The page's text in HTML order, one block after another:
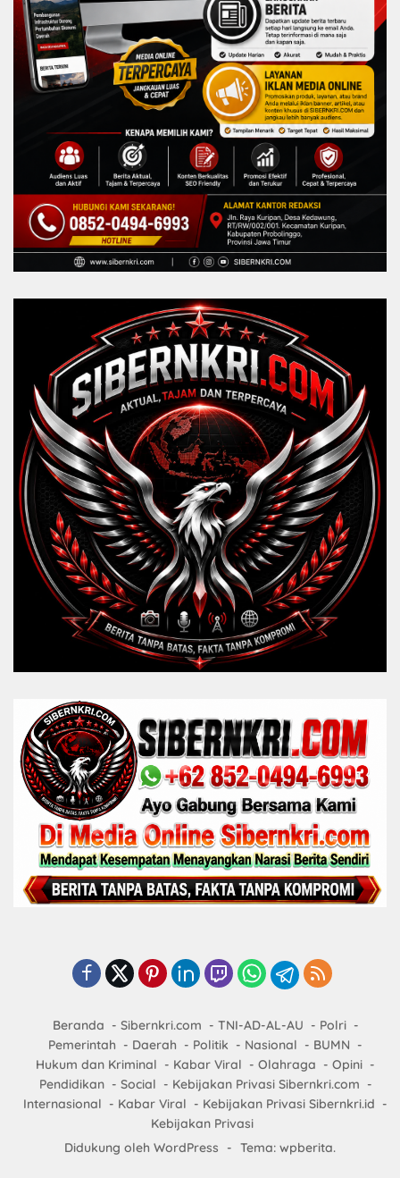
Beranda Sibernkri.com TNI-AD-AL-AU
Polri
Pemerintah
Daerah Politik Nasional
BUMN
Hukum dan Kriminal
Kabar Viral Olahraga
Opini
Pendidikan
Social
Kebijakan Privasi Sibernkri.com
Internasional
Kabar Viral
Kebijakan Privasi Sibernkri.id
Kebijakan Privasi
Didukung oleh WordPress
- Tema: wpberita.